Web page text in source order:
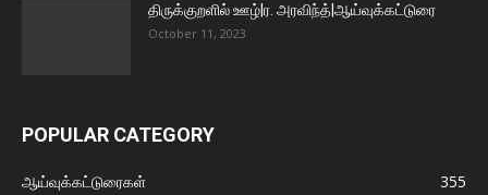
திருக்குறளில் ஊழ்|ர. அரவிந்த்|ஆய்வுக்கட்டுரை
October 11, 2023
POPULAR CATEGORY
ஆய்வுக்கட்டுரைகள்
355